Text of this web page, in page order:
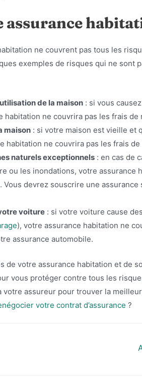
assurance
ne couvrent pas tous les
exemples de risques qui ne sont
de la maison : si vous
habitation ne couvrira pas les frais de
maison : si votre maison est vieille et
habitation ne couvrira pas les frais
naturels exceptionnels : en cas de
ou les inondations, votre assurance
devrez souscrire une
voiture : si votre voiture cause
), votre assurance habitation ne
assurance automobile.
de votre assurance habitation et de
vous protéger contre tous les
votre assureur pour trouver la
votre contrat d’assurance ?